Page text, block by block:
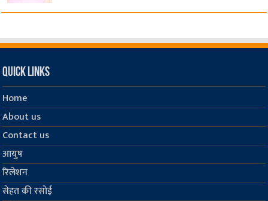
Quick Links
Home
About us
Contact us
आयुष
रिलेशन
सेहत की रसोई